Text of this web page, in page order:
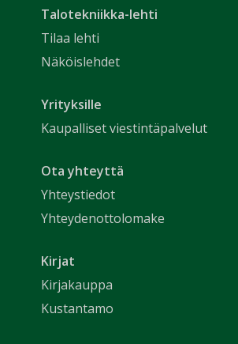
Talotekniikka-lehti
Tilaa lehti
Näköislehdet
Yrityksille
Kaupalliset viestintäpalvelut
Ota yhteyttä
Yhteystiedot
Yhteydenottolomake
Kirjat
Kirjakauppa
Kustantamo